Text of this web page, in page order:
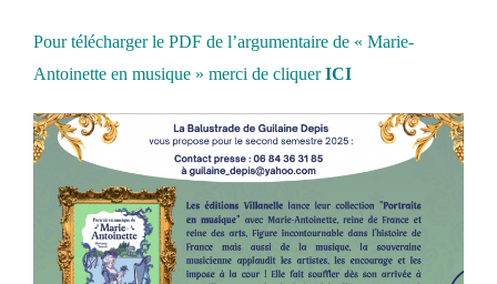
Pour télécharger le PDF de l’argumentaire de « Marie-
Antoinette en musique » merci de cliquerICI